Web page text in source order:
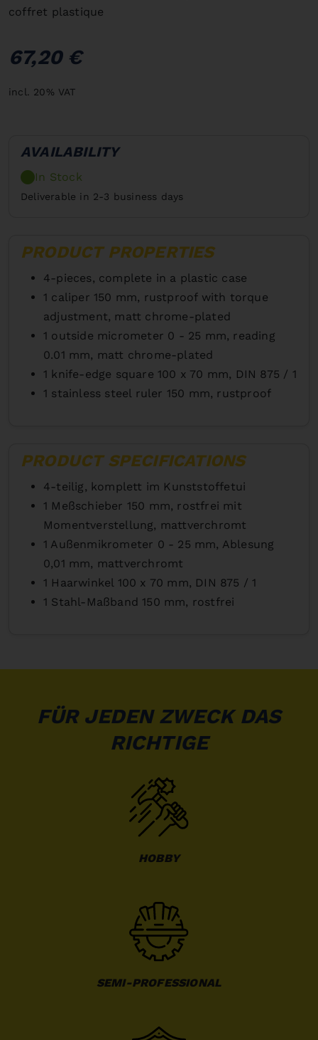
coffret plastique
67,20 €
incl. 20% VAT
AVAILABILITY
In Stock
Deliverable in 2-3 business days
PRODUCT PROPERTIES
4-pieces, complete in a plastic case
1 caliper 150 mm, rustproof with torque
adjustment, matt chrome-plated
1 outside micrometer 0 - 25 mm, reading
0.01 mm, matt chrome-plated
1 knife-edge square 100 x 70 mm, DIN 875 / 1
1 stainless steel ruler 150 mm, rustproof
PRODUCT SPECIFICATIONS
4-teilig, komplett im Kunststoffetui
1 Meßschieber 150 mm, rostfrei mit
Momentverstellung, mattverchromt
1 Außenmikrometer 0 - 25 mm, Ablesung
0,01 mm, mattverchromt
1 Haarwinkel 100 x 70 mm, DIN 875 / 1
1 Stahl-Maßband 150 mm, rostfrei
FÜR JEDEN ZWECK DAS
RICHTIGE
HOBBY
SEMI-PROFESSIONAL